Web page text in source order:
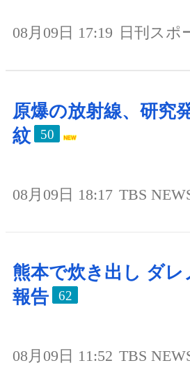
08月09日 17:19 日刊スポ
原爆の放射線、研究
紋
50
08月09日 18:17 TBS
熊本で炊き出し ダレ
報告
62
08月09日 11:52 TBS